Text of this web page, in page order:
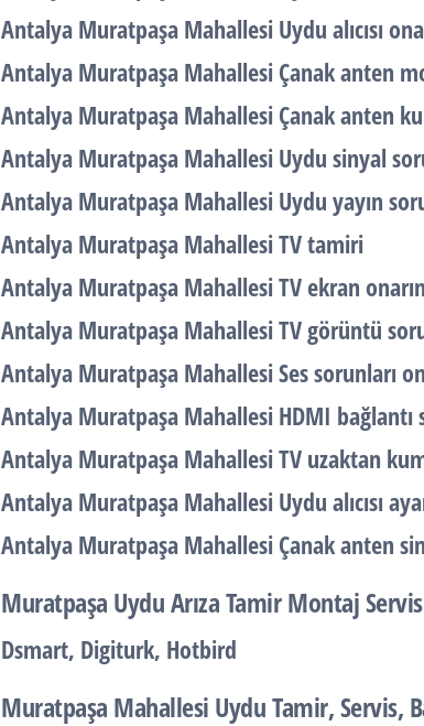
Antalya Muratpaşa Mahallesi Uydu alıcısı
Antalya Muratpaşa Mahallesi Çanak anten
Antalya Muratpaşa Mahallesi Çanak anten
Antalya Muratpaşa Mahallesi Uydu sinyal
Antalya Muratpaşa Mahallesi Uydu yayın
Antalya Muratpaşa Mahallesi TV tamiri
Antalya Muratpaşa Mahallesi TV ekran
Antalya Muratpaşa Mahallesi TV görüntü
Antalya Muratpaşa Mahallesi Ses sorunları
Antalya Muratpaşa Mahallesi HDMI bağlantı
Antalya Muratpaşa Mahallesi TV uzaktan
Antalya Muratpaşa Mahallesi Uydu alıcısı
Antalya Muratpaşa Mahallesi Çanak anten
Muratpaşa Uydu Arıza Tamir Montaj Servis
Dsmart, Digiturk, Hotbird
Muratpaşa Mahallesi Uydu Tamir, Servis,